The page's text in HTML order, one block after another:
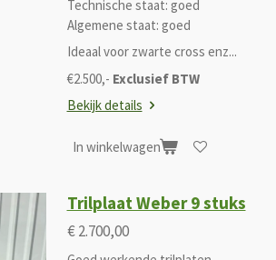
Technische staat: goed
Algemene staat: goed
Ideaal voor zwarte cross enz...
€2.500,- Exclusief BTW
Bekijk details
In winkelwagen
Trilplaat Weber 9 stuks
€ 2.700,00